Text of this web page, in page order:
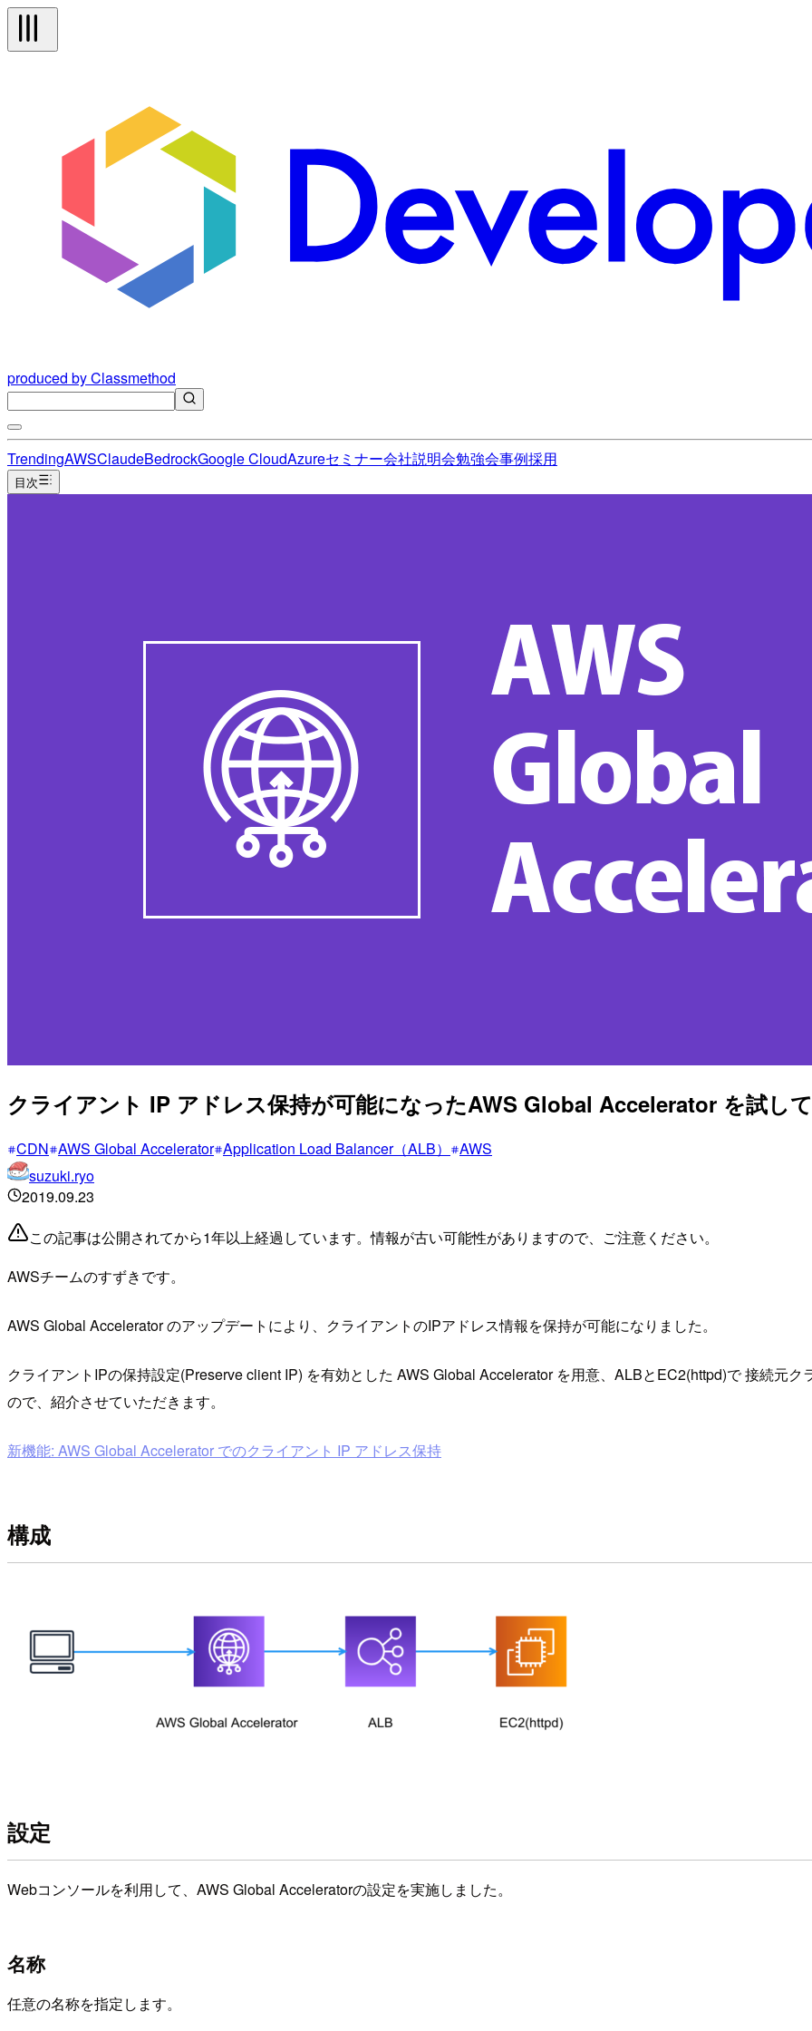
produced by Classmethod
TrendingAWSClaudeBedrockGoogle CloudAzureセミナー会社説明会勉強会事例採用
目次
クライアント IP アドレス保持が可能になったAWS Global Accelerator を試し
CDN AWS Global Accelerator Application Load Balancer（ALB）
AWS
suzuki.ryo
2019.09.23
この記事は公開されてから1年以上経過しています。情報が古い可能性がありますので、ご注意ください。
AWSチームのすずきです。
AWS Global Accelerator のアップデートにより、クライアントのIPアドレス情報を保持が可能になりました。
クライアントIPの保持設定(Preserve client IP) を有効とした AWS Global Accelerator を用意、ALBとEC2(httpd)で 接続元
ので、紹介させていただきます。
新機能: AWS Global Accelerator でのクライアント IP アドレス保持
構成
設定
Webコンソールを利用して、AWS Global Acceleratorの設定を実施しました。
名称
任意の名称を指定します。